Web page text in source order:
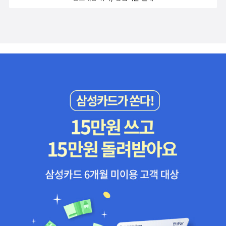
두 DSA가 주민투표 캠페인에 동참한 결과다. DSA가 저런 성과
를 낳을 수 있었던 것은 조직 덕분이었는데 그들의 강령은 다음과
같다.“어디든 장소를 잡고, 목소리를 높여 말하라. 문을 열어두
고, 다른 사람들을 데려오라.”그리하여 DSA는 2015년 5천명에
불과했던 회원 수가 2020년 11월 현재 8만 여 명에 이르렀으며,
조직 수는 2016년 15개에서 현재 231개 지역 조직으로 늘어났
다. 나는 당시에 조직의 숫자를 늘리는 것에 회의적이었고 냉소
를 너머 썩소를 지었다. 요즘에는 물론 더더 회의적이다. 주위를
둘러보면 모두 정치에는 관심이 없어 보이고 10년 전보다 각자도
생하기에 더 힘들다. 그런 사람들을 데려올 수 있을까? 이런 의심
세상 모든 잘못이 내 책임이라는 숭고한 태도를 지니는 ‘의인’이
되라는 요구가 아닙니다. 단지 내 행동이 때로는 거대한 사회의
일부로 얽혀있을 수 있다는 시민으로서의 윤리를 의식하라는, 일
종의 쪽지 같은 것이죠.“우리가 만든 세상이야”라는 말은, 이런
작지만 큰 의미를 담고 있는 한 문장이라고 생각합니다. 2제 아이
투게더입니다.제가 추천드리는 콘텐츠는 경향신문의 ‘직설’이라
는 칼럼란입니다. 앞에 퀵서비스에서 좋은 칼럼니스트를 곁에 두
는 것은 새로운 눈을 하나 갖는 것과 같다는 말씀을 드렸는데요.
오늘 책을 쓴 저자 강남규를 비롯해 다양한 분야에서 다양한 시각
들에게 불신감을 안겨줬다.어쩌면 국민들이 감시의 눈을 감아버
부의 과업을 바라보아야 할 것이다. 국민이 정치 사회에 무관심하
고 시민의 역할을 게을리할 때 사회국가가 부패한다는 것은 자명
한 명제가 되었다.내 코가 석자라는 생각을 버리고 사회 국가에
관심을 기울여야 할 것이다. 마침내 변화를 이끌어낼 시민의 힘을
기대하며.... <리딩투데이 사랑해유 지원도서입니다.> #지금
은없는시민 #강남규 #한겨레출판#리딩투데이 #리투서평단#리
는 이기적이야'라는 비난과 함께 '반성'을 강요받다 자신이 폭력
는 걸까?네가 여기에 빛을 몰고 왔다. 2016년 10월 티비엔 드라
마 혼술남녀 조연출이었던 이한빛 피디가 스스로 목숨을 끊었다.
드라마 제작 현장에서 일어나는 비인간적인 일들과 비정상적인
노동환경을 고발하기 위해서였다. 그가 남긴 유서 일부에는 이렇
게 적혀 있었다. '우리가 원하는 결과물을 만들기 위해 이미 지쳐
있는 노동자들을 독촉하고 등떠밀고 제가 가장 경멸했던 삶이기
을 알차게보냈다면 읽은 책은 더 많았을텐데 쓸모없는 종이더미